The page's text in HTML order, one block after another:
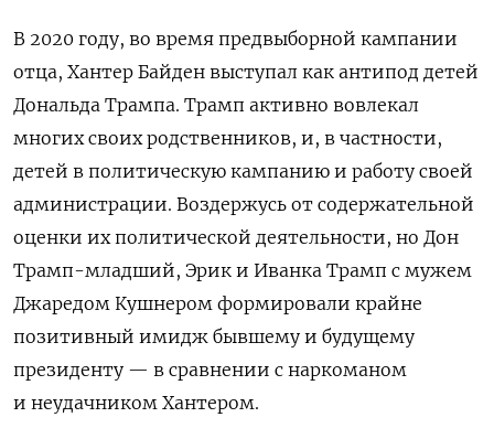
В 2020 году, во время предвыборной кампании
отца, Хантер Байден выступал как антипод детей
Дональда Трампа. Трамп активно вовлекал
многих своих родственников, и, в частности,
детей в политическую кампанию и работу своей
администрации. Воздержусь от содержательной
оценки их политической деятельности, но Дон
Трамп-младший, Эрик и Иванка Трамп с мужем
Джаредом Кушнером формировали крайне
позитивный имидж бывшему и будущему
президенту — в сравнении с наркоманом
и неудачником Хантером.